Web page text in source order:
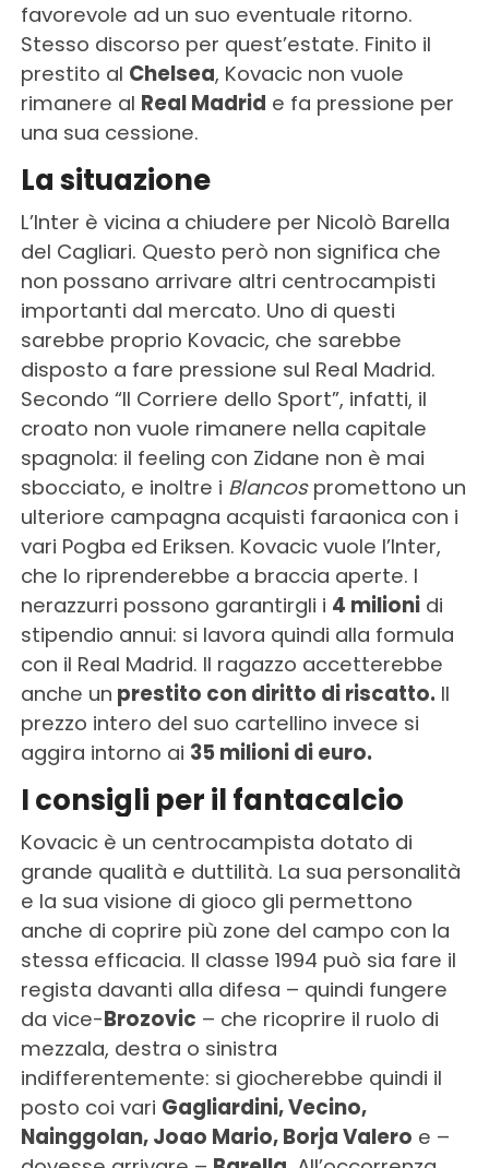
favorevole ad un suo eventuale ritorno.
Stesso discorso per quest’estate. Finito il
prestito al Chelsea, Kovacic non vuole
rimanere al Real Madrid e fa pressione per
una sua cessione.
La situazione
L’Inter è vicina a chiudere per Nicolò Barella
del Cagliari. Questo però non significa che
non possano arrivare altri centrocampisti
importanti dal mercato. Uno di questi
sarebbe proprio Kovacic, che sarebbe
disposto a fare pressione sul Real Madrid.
Secondo “Il Corriere dello Sport”, infatti, il
croato non vuole rimanere nella capitale
spagnola: il feeling con Zidane non è mai
sbocciato, e inoltre i Blancospromettono un
ulteriore campagna acquisti faraonica con i
vari Pogba ed Eriksen. Kovacic vuole l’Inter,
che lo riprenderebbe a braccia aperte. I
nerazzurri possono garantirgli i 4 milionidi
stipendio annui: si lavora quindi alla formula
con il Real Madrid. Il ragazzo accetterebbe
anche un prestito con diritto di riscatto. Il
prezzo intero del suo cartellino invece si
aggira intorno ai 35 milioni di euro.
I consigli per il fantacalcio
Kovacic è un centrocampista dotato di
grande qualità e duttilità. La sua personalità
e la sua visione di gioco gli permettono
anche di coprire più zone del campo con la
stessa efficacia. Il classe 1994 può sia fare il
regista davanti alla difesa – quindi fungere
da vice-Brozovic – che ricoprire il ruolo di
mezzala, destra o sinistra
indifferentemente: si giocherebbe quindi il
posto coi vari Gagliardini, Vecino,
Nainggolan, Joao Mario, Borja Valero e –